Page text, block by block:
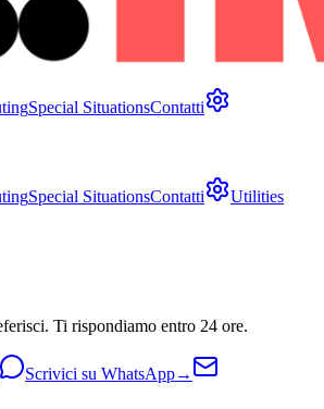
Special SituationsContatti
Special SituationsContatti
Utilities
Ti rispondiamo entro 24 ore.
Scrivici su WhatsApp→